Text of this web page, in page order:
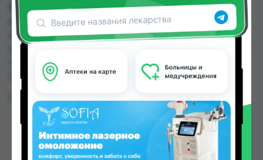
БЕЛКАРНИТИН АМП 1Г/5МЛ №5 можно купить
или заказать в аптеках, Саховати Истаравшан,
Абубакри Карим, Авиценна, АЗИЗ ВАКО ,
TJS до 143.80 TJS в Душанбе и других городах
Таджикистана